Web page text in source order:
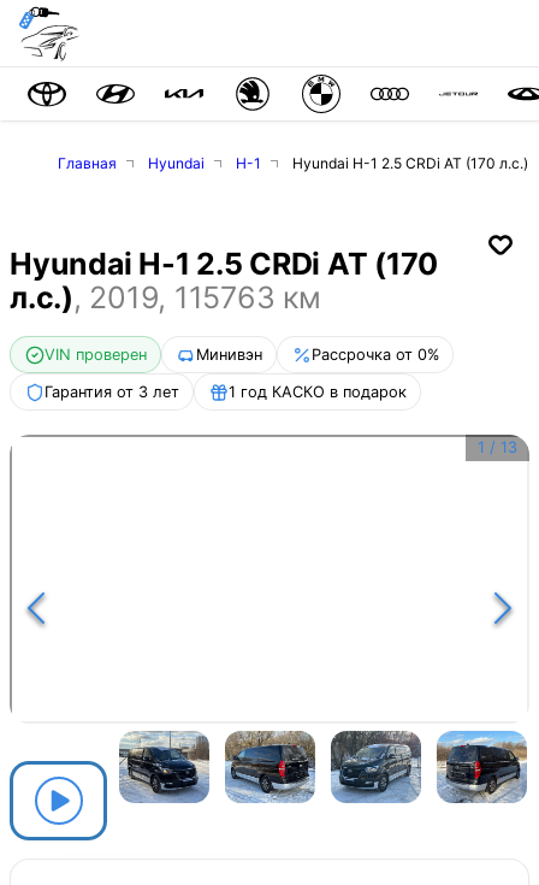
Главная Hyundai H-1 Hyundai H-1 2.5 CRDi AT (170 л.с.)
Hyundai H-1 2.5 CRDi AT (170
л.с.), 2019, 115763 км
VIN проверен Минивэн Рассрочка от 0%
Гарантия от 3 лет 1 год КАСКО в подарок
1 / 13